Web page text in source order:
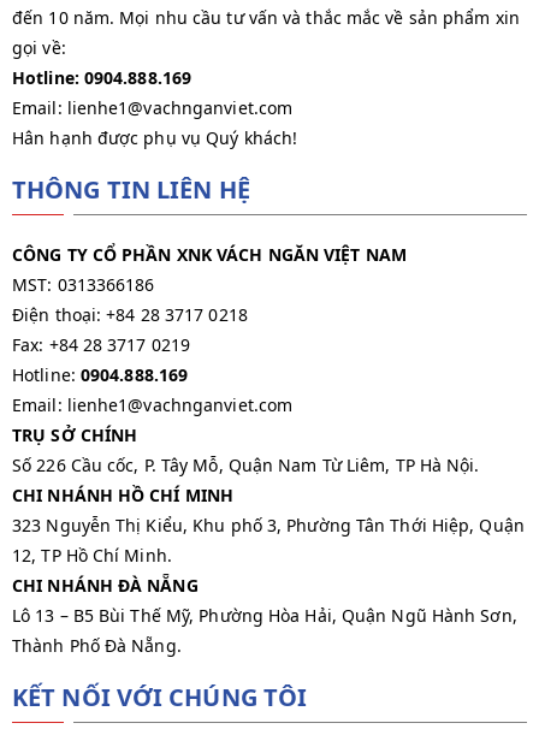
đến 10 năm. Mọi nhu cầu tư vấn và thắc mắc về sản phẩm xin
gọi về:
Hotline: 0904.888.169
Email: lienhe1@vachnganviet.com
Hân hạnh được phụ vụ Quý khách!
THÔNG TIN LIÊN HỆ
CÔNG TY CỔ PHẦN XNK VÁCH NGĂN VIỆT NAM
MST: 0313366186
Điện thoại: +84 28 3717 0218
Fax: +84 28 3717 0219
Hotline: 0904.888.169
Email: lienhe1@vachnganviet.com
TRỤ SỞ CHÍNH
Số 226 Cầu cốc, P. Tây Mỗ, Quận Nam Từ Liêm, TP Hà Nội.
CHI NHÁNH HỒ CHÍ MINH
323 Nguyễn Thị Kiểu, Khu phố 3, Phường Tân Thới Hiệp, Quận
12, TP Hồ Chí Minh.
CHI NHÁNH ĐÀ NẴNG
Lô 13 – B5 Bùi Thế Mỹ, Phường Hòa Hải, Quận Ngũ Hành Sơn,
Thành Phố Đà Nẵng.
KẾT NỐI VỚI CHÚNG TÔI